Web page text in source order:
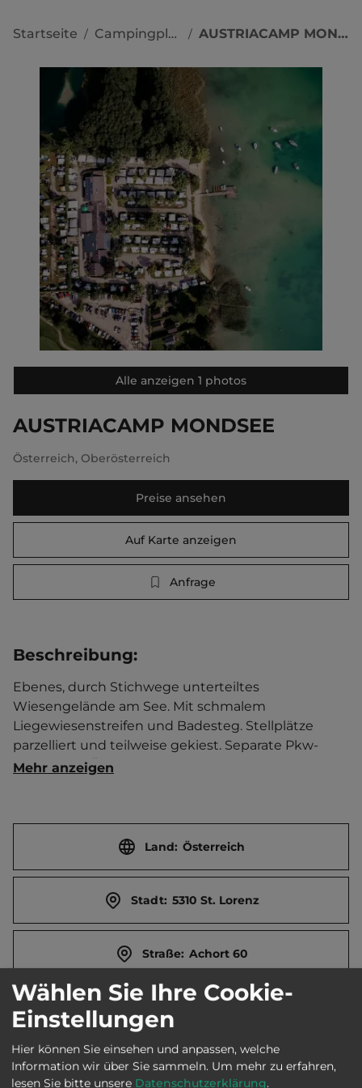
Startseite / Campingplätze / AUSTRIACAMP MONDSEE
Alle anzeigen 1 photos
AUSTRIACAMP MONDSEE
Österreich, Oberösterreich
Preise ansehen
Auf Karte anzeigen
Anfrage
Beschreibung:
Ebenes, durch Stichwege unterteiltes
Wiesengelände am See. Mit schmalem
Liegewiesenstreifen und Badesteg. Stellplätze
parzelliert und teilweise gekiest. Separate Pkw-
Abstellung. Öffentlicher Badebetrieb. Kindersanitär.
Touristen-/Dauerstellplätze 60/50. Mittagsruhe 12-
Mehr anzeigen
Land: Österreich
Stadt: 5310 St. Lorenz
Straße: Achort 60
Webseite: www.austriacamp.at
Wählen Sie Ihre Cookie-
Einstellungen
Hier können Sie einsehen und anpassen, welche
Information wir über Sie sammeln. Um mehr zu erfahren,
lesen Sie bitte unsere Datenschutzerklärung.